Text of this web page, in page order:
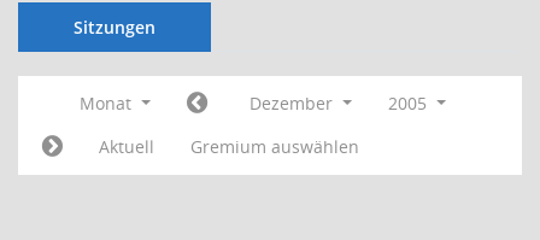
Sitzungen
Monat Dezember
2005
Aktuell
Gremium auswählen